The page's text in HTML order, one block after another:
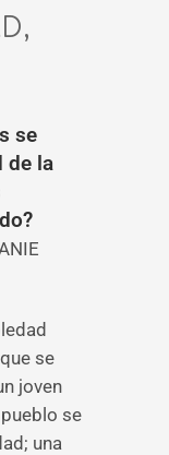
se
de la
se
joven
se
una